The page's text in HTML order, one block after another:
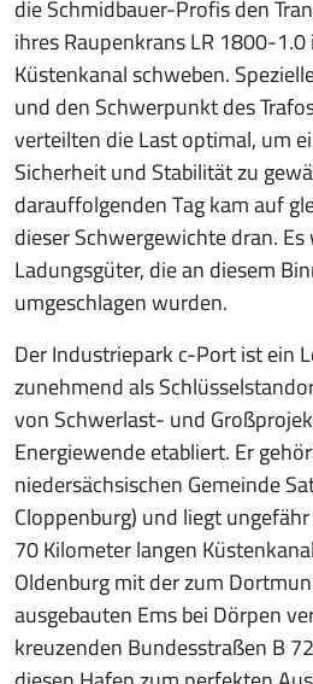
die Schmidbauer-Profis den
ihres Raupenkrans LR 1800-
Küstenkanal schweben.
und den Schwerpunkt des
verteilten die Last optimal, um
Sicherheit und Stabilität zu
darauffolgenden Tag kam auf
dieser Schwergewichte dran.
Ladungsgüter, die an diesem
umgeschlagen wurden.
Der Industriepark c-Port ist ein
zunehmend als
von Schwerlast- und
Energiewende etabliert. Er
niedersächsischen Gemeinde
Cloppenburg) und liegt
70 Kilometer langen
Oldenburg mit der zum
ausgebauten Ems bei Dörpen
kreuzenden Bundesstraßen B